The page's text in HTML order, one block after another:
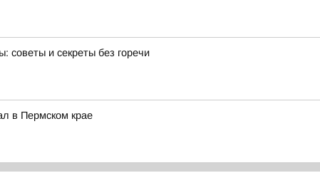
советы и секреты без горечи
в Пермском крае